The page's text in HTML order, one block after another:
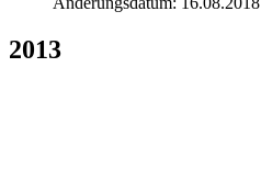
2013